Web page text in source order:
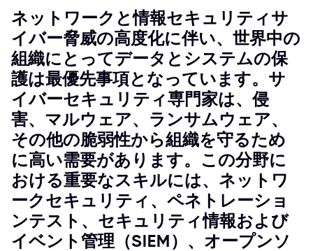
ネットワークと情報セキュリティサ
イバー脅威の高度化に伴い、世界中の
組織にとってデータとシステムの保
護は最優先事項となっています。サ
イバーセキュリティ専門家は、侵
害、マルウェア、ランサムウェア、
その他の脆弱性から組織を守るため
に高い需要があります。この分野に
おける重要なスキルには、ネットワ
ークセキュリティ、ペネトレーショ
ンテスト、セキュリティ情報および
イベント管理（SIEM）、オープンソ